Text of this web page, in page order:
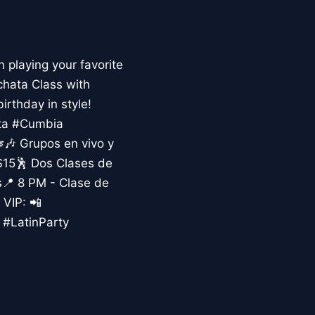
playing your favorite
Class with
in style!
#Cumbia
Grupos en vivo y
Dos Clases de
8 PM - Clase de
📲
#LatinParty